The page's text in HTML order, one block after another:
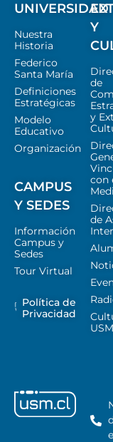
UNIVERSIDAD
Nuestra
Historia
Federico
Santa María
Definiciones
Estratégicas
Modelo
Educativo
Organización
CAMPUS
Y SEDES
Información
Campus y
Sedes
Tour Virtual
Política de
Privacidad
Y
de
y
con
de
USM